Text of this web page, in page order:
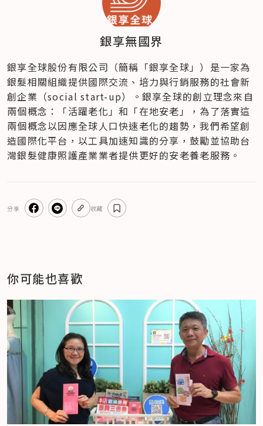
銀享無國界
銀享全球股份有限公司（簡稱「銀享全球」）是一家為
銀髮相關組織提供國際交流、培力與行銷服務的社會新
創企業（social start-up）。銀享全球的創立理念來自
兩個概念：「活躍老化」和「在地安老」，為了落實這
兩個概念以因應全球人口快速老化的趨勢，我們希望創
造國際化平台，以工具加速知識的分享，鼓勵並協助台
灣銀髮健康照護產業業者提供更好的安老養老服務。
分享 收藏
你可能也喜歡